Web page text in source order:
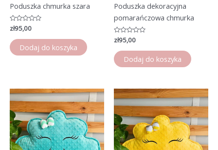
Poduszka chmurka szara
Oceniono
0
na
5
zł95,00
Dodaj do koszyka
Poduszka dekoracyjna
pomarańczowa chmurka
Oceniono
0
na
5
zł95,00
Dodaj do koszyka